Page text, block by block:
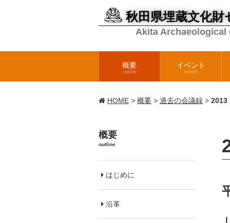
Akita Archaeological
秋田県埋蔵文化財
概要
outline
イベント
events
HOME > 概要 > 過去の会議録 > 2013
概要
outline
はじめに
沿革